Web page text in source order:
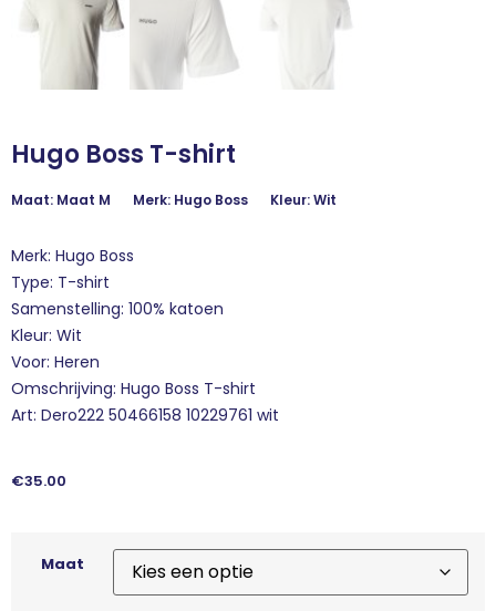
Hugo Boss T-shirt
Maat: Maat M Merk: Hugo Boss Kleur: Wit
Merk: Hugo Boss
Type: T-shirt
Samenstelling: 100% katoen
Kleur: Wit
Voor: Heren
Omschrijving: Hugo Boss T-shirt
Art: Dero222 50466158 10229761 wit
€35.00
Maat